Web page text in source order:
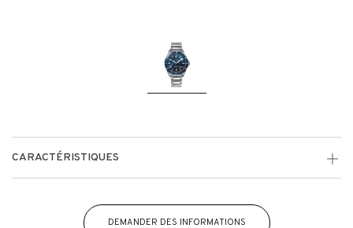
CARACTÉRISTIQUES
DEMANDER DES INFORMATIONS